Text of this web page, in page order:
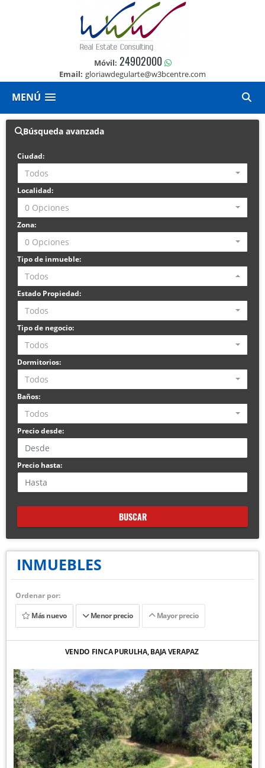
Móvil: 24902000
Email: gloriawdegularte@w3bcentre.com
MENÚ
Búsqueda avanzada
Ciudad:
Todos
Localidad:
0 Opciones
Zona:
0 Opciones
Tipo de inmueble:
Todos
Estado Propiedad:
Todos
Tipo de negocio:
Todos
Dormitorios:
Todos
Baños:
Todos
Precio desde:
Precio hasta:
BUSCAR
INMUEBLES
Ordenar por:
Más nuevo
Menor precio Mayor precio
VENDO FINCA PURULHA, BAJA VERAPAZ ​